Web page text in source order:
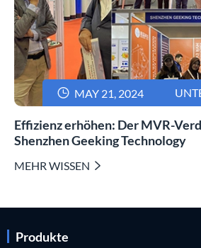
 MAY 21, 2024
Effizienz erhöhen: Der MVR-
Shenzhen Geeking Technology
MEHR WISSEN 
Produkte